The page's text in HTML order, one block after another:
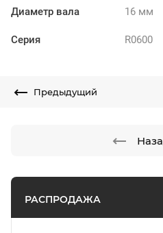
РАСПРОДАЖА
Диаметр вала 16 мм
Серия R0600
Предыдущий